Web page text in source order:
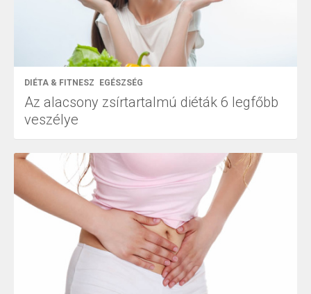
DIÉTA & FITNESZ EGÉSZSÉG
Az alacsony zsírtartalmú diéták 6 legfőbb
veszélye